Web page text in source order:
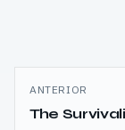
Navegação
de
ANTERIOR
The